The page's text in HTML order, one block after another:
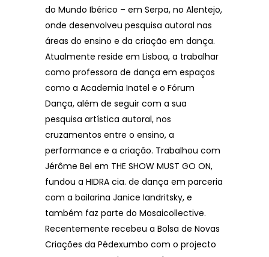
do Mundo Ibérico – em Serpa, no Alentejo,
onde desenvolveu pesquisa autoral nas
áreas do ensino e da criação em dança.
Atualmente reside em Lisboa, a trabalhar
como professora de dança em espaços
como a Academia Inatel e o Fórum
Dança, além de seguir com a sua
pesquisa artística autoral, nos
cruzamentos entre o ensino, a
performance e a criação. Trabalhou com
Jérôme Bel em THE SHOW MUST GO ON,
fundou a HIDRA cia. de dança em parceria
com a bailarina Janice Iandritsky, e
também faz parte do Mosaicollective.
Recentemente recebeu a Bolsa de Novas
Criações da Pédexumbo com o projecto